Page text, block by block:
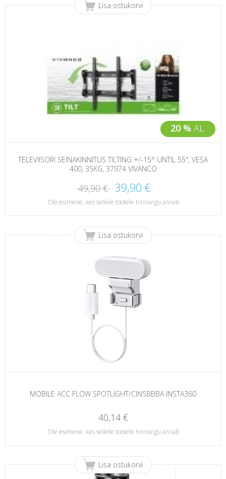
20 % AL.
Lisa ostukorvi
TELEVIISORI SEINAKINNITUS TILTING +/-15° UNTIL 55", VESA
400, 35KG, 37974 VIVANCO
49,90 € 39,90 €
Ole esimene, kes sellele tootele hinnangu annab
Lisa ostukorvi
MOBILE ACC FLOW SPOTLIGHT/CINSBBBA INSTA360
40,14 €
Ole esimene, kes sellele tootele hinnangu annab
Lisa ostukorvi